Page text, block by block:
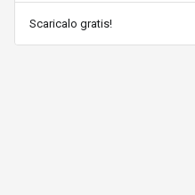
Scaricalo gratis!